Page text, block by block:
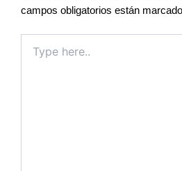
campos obligatorios están
here..